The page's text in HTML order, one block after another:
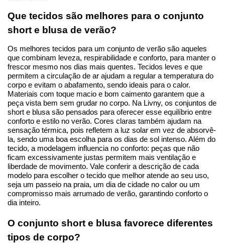
Que tecidos são melhores para o conjunto
short e blusa de verão?
Os melhores tecidos para um conjunto de verão são aqueles
que combinam leveza, respirabilidade e conforto, para manter o
frescor mesmo nos dias mais quentes. Tecidos leves e que
permitem a circulação de ar ajudam a regular a temperatura do
corpo e evitam o abafamento, sendo ideais para o calor.
Materiais com toque macio e bom caimento garantem que a
peça vista bem sem grudar no corpo. Na Livny, os conjuntos de
short e blusa são pensados para oferecer esse equilíbrio entre
conforto e estilo no verão. Cores claras também ajudam na
sensação térmica, pois refletem a luz solar em vez de absorvê-
la, sendo uma boa escolha para os dias de sol intenso. Além do
tecido, a modelagem influencia no conforto: peças que não
ficam excessivamente justas permitem mais ventilação e
liberdade de movimento. Vale conferir a descrição de cada
modelo para escolher o tecido que melhor atende ao seu uso,
seja um passeio na praia, um dia de cidade no calor ou um
compromisso mais arrumado de verão, garantindo conforto o
dia inteiro.
O conjunto short e blusa favorece diferentes
tipos de corpo?